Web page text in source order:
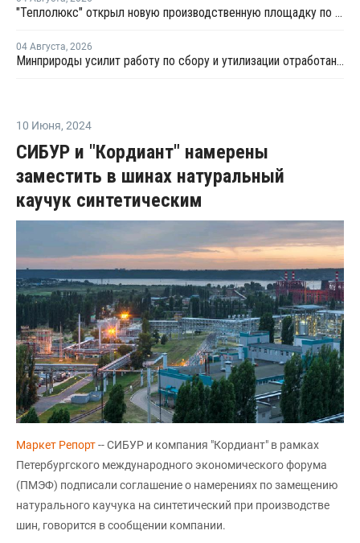
"Теплолюкс" открыл новую производственную площадку по выпуску инженерных систем
04 Августа, 2026
Минприроды усилит работу по сбору и утилизации отработанных шин
10 Июня, 2024
СИБУР и "Кордиант" намерены
заместить в шинах натуральный
каучук синтетическим
Маркет Репорт-- СИБУР и компания "Кордиант" в рамках
Петербургского международного экономического форума
(ПМЭФ) подписали соглашение о намерениях по замещению
натурального каучука на синтетический при производстве
шин, говорится в сообщении компании.